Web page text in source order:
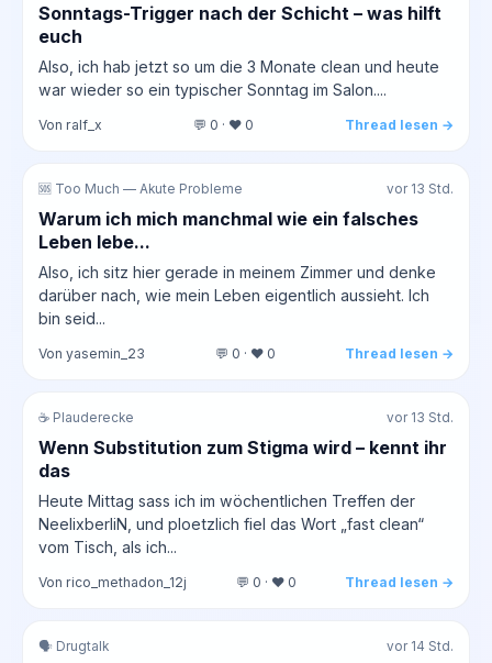
Sonntags-Trigger nach der Schicht – was hilft
euch
Also, ich hab jetzt so um die 3 Monate clean und heute
war wieder so ein typischer Sonntag im Salon....
Von ralf_x 💬 0 · ❤️ 0 Thread lesen →
🆘 Too Much — Akute Probleme vor 13 Std.
Warum ich mich manchmal wie ein falsches
Leben lebe...
Also, ich sitz hier gerade in meinem Zimmer und denke
darüber nach, wie mein Leben eigentlich aussieht. Ich
bin seid...
Von yasemin_23 💬 0 · ❤️ 0 Thread lesen →
☕ Plauderecke vor 13 Std.
Wenn Substitution zum Stigma wird – kennt ihr
das
Heute Mittag sass ich im wöchentlichen Treffen der
NeelixberliN, und ploetzlich fiel das Wort „fast clean“
vom Tisch, als ich...
Von rico_methadon_12j 💬 0 · ❤️ 0 Thread lesen →
🗣️ Drugtalk vor 14 Std.